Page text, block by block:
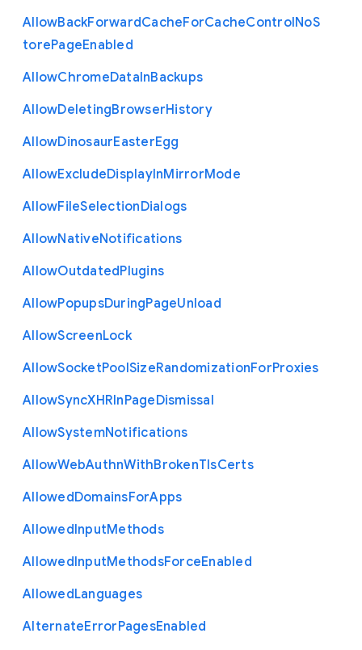
AllowBackForwardCacheForCacheControlNoS
torePageEnabled
AllowChromeDataInBackups
AllowDeletingBrowserHistory
AllowDinosaurEasterEgg
AllowExcludeDisplayInMirrorMode
AllowFileSelectionDialogs
AllowNativeNotifications
AllowOutdatedPlugins
AllowPopupsDuringPageUnload
AllowScreenLock
AllowSocketPoolSizeRandomizationForProxies
AllowSyncXHRInPageDismissal
AllowSystemNotifications
AllowWebAuthnWithBrokenTlsCerts
AllowedDomainsForApps
AllowedInputMethods
AllowedInputMethodsForceEnabled
AllowedLanguages
AlternateErrorPagesEnabled